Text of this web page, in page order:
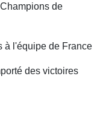
de
à l'équipe de France
des victoires